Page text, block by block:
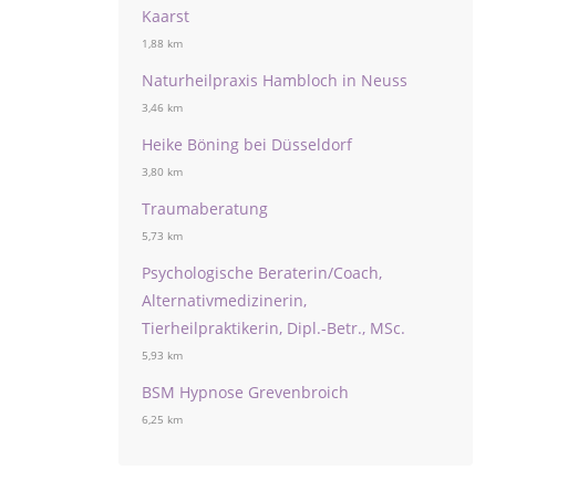
Kaarst
1,88 km
Naturheilpraxis Hambloch in Neuss
3,46 km
Heike Böning bei Düsseldorf
3,80 km
Traumaberatung
5,73 km
Psychologische Beraterin/Coach,
Alternativmedizinerin,
Tierheilpraktikerin, Dipl.-Betr., MSc.
5,93 km
BSM Hypnose Grevenbroich
6,25 km